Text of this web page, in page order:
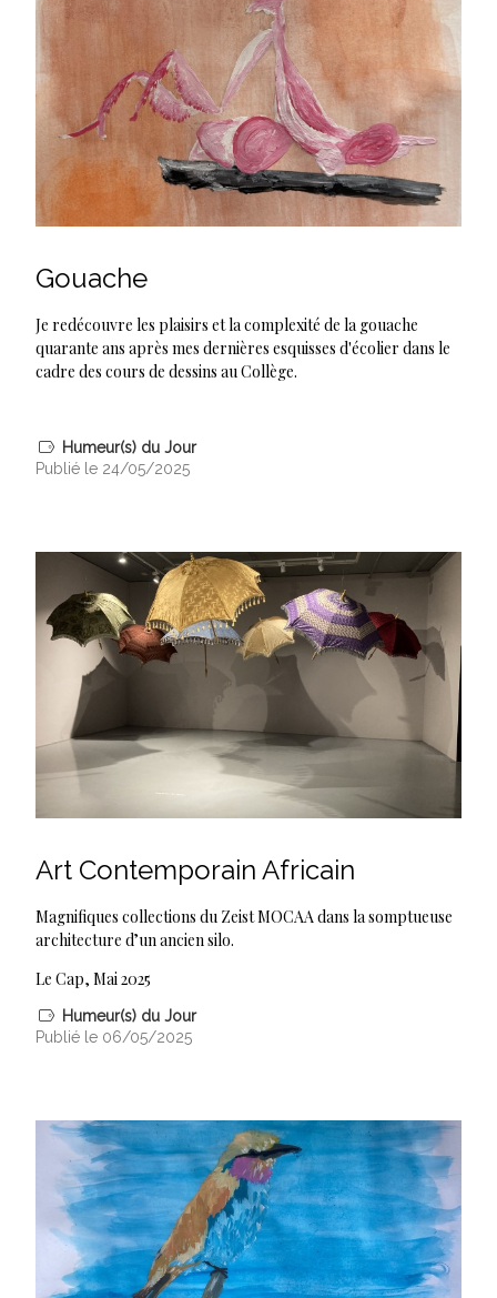
Gouache
Je redécouvre les plaisirs et la complexité de la gouache
quarante ans après mes dernières esquisses d'écolier dans le
cadre des cours de dessins au Collège.
Humeur(s) du Jour
Publié le 24/05/2025
Art Contemporain Africain
Magnifiques collections du Zeist MOCAA dans la somptueuse
architecture d’un ancien silo.
Le Cap, Mai 2025
Humeur(s) du Jour
Publié le 06/05/2025